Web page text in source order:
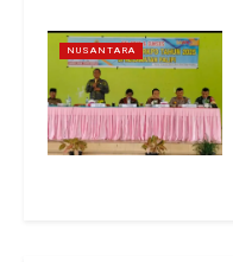
NUSANTARA